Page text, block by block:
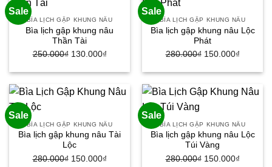
Sale
BÌA LỊCH GẬP KHUNG NÂU
Bìa lịch gập khung nâu
Thần Tài
250.000₫ Giá
250.000₫.
130.000₫
là:
130.000₫.
Sale
BÌA LỊCH GẬP KHUNG NÂU
Bìa lịch gập khung nâu Lộc
Phát
280.000₫ Giá
280.000₫.
150.000₫
là:
Sale
BÌA LỊCH GẬP KHUNG NÂU
Bìa lịch gập khung nâu Tài
Lộc
280.000₫ Giá
150.000₫
Sale
BÌA LỊCH GẬP KHUNG NÂU
Bìa lịch gập khung nâu Lộc
Túi Vàng
280.000₫ Giá
150.000₫